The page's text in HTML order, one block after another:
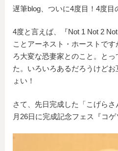
遅筆blog、ついに4度目！4度目
4度と言えば、『Not 1 Not 2
ことアーネスト・ホーストです
ろ大変な恐妻家とのこと。と
た。いろいろあるだろうけど
ょい！
さて、先日完成した「こげら
月26日に完成記念フェス『コゲ